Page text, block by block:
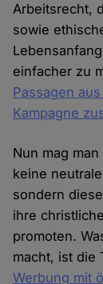
Arbeitsrecht,
sowie
einfacher zu
Passagen
Kampagne
Nun mag
keine
sondern
ihre
promoten.
macht, ist die
Werbung mit